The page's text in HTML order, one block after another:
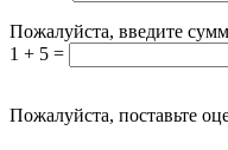
Пожалуйста, введите
1 + 5 =
Пожалуйста, поставьте